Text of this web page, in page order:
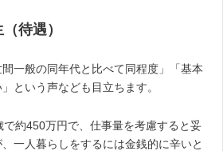
待遇）
間一般の同年代と比べて同程度」「基本
という声なども目立ちます。
約450万円で、仕事量を考慮すると妥
一人暮らしをするには金銭的に辛いと